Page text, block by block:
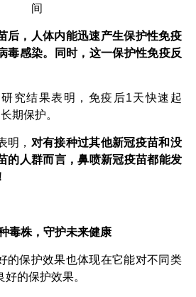
间
后，人体内能迅速产生保护性免疫
毒感染。同时，这一保护性免疫反
究结果表明，免疫后1天快速起
期保护。
明， 对有接种过其他新冠疫苗和没
的人群而言，鼻喷新冠疫苗都能发
毒株，守护未来健康
的保护效果也体现在它能对不同类
的保护效果。